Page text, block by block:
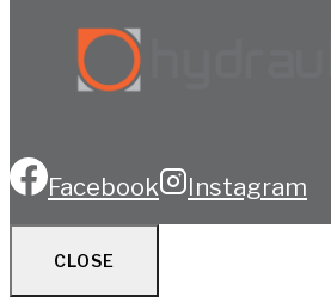
Facebook Instagram
CLOSE